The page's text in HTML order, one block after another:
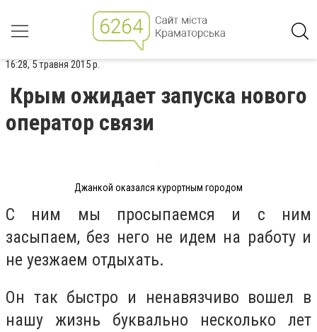
16:28, 5 травня 2015 р.
Крым ожидает запуска нового
оператор связи
Джанкой оказался курортным городом
С ним мы просыпаемся и с ним
засыпаем, без него не идем на работу и
не уезжаем отдыхать.
Он так быстро и ненавязчиво вошел в
нашу жизнь буквально несколько лет